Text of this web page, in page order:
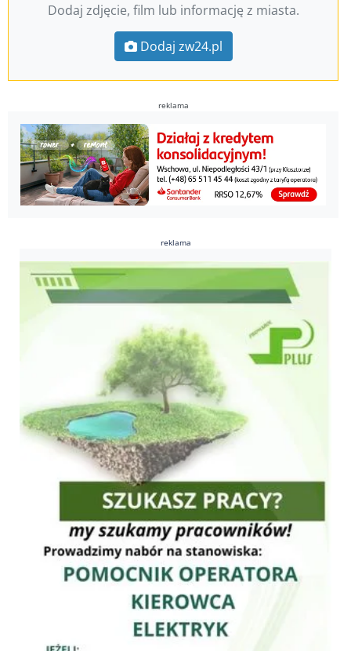
Dodaj zdjęcie, film lub informację z miasta.
Dodaj zw24.pl
reklama
reklama